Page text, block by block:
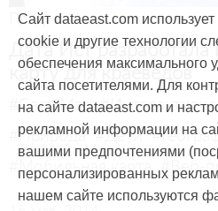
Продукты и услуги
Дата Ист разработала
карту для краеведов
#CarryMap
#Природа #Дети
#Мобильная карта #Веб-
Сайт dataeast.com
cookie и другие технологии
обеспечения максимального
сайта посетителями. Для
на сайте dataeast.com и
рекламной информации на
вашими предпочтениями
персонализированных
нашем сайте используются